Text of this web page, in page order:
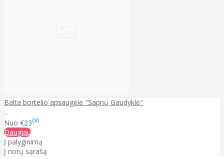
Balta bortelio apsaugėlė "Sapnų Gaudyklė"
..
Nuo €2300
Daugiau
Į palyginimą
Į norų sąrašą